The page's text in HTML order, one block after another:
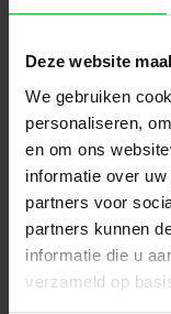
Deze website
We gebruiken
personaliseren,
en om ons
informatie over
partners voor
partners kunnen
informatie die u
verzameld op
Neutrik |
behuizing
Neutrik |NC5MXX-BAG
Direct leverbaar